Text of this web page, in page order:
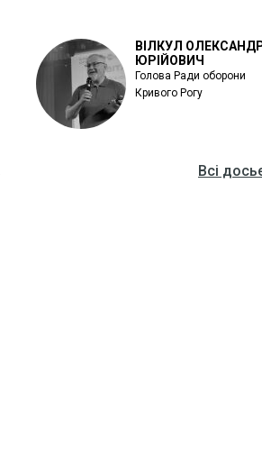
ВІЛКУЛ
ЮРІЙОВИЧ
Голова Ради оборони
Кривого Рогу
Всі